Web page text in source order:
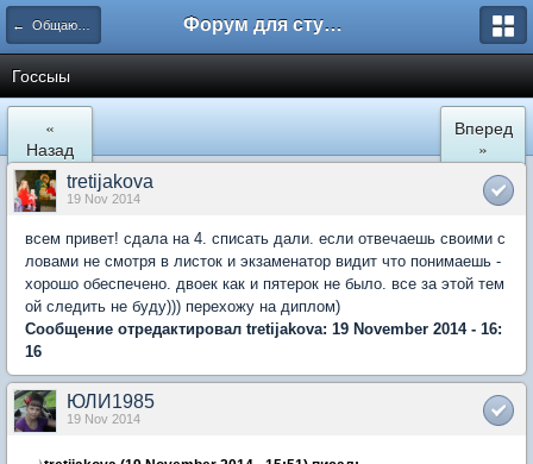
← Общаются юристы Форум для студента СГА
Госсыы
«
Назад
Вперед
»
tretijakova
19 Nov 2014
всем привет! сдала на 4. списать дали. если отвечаешь своими с
ловами не смотря в листок и экзаменатор видит что понимаешь -
хорошо обеспечено. двоек как и пятерок не было. все за этой тем
ой следить не буду))) перехожу на диплом)
Сообщение отредактировал tretijakova: 19 November 2014 - 16:
16
ЮЛИ1985
19 Nov 2014